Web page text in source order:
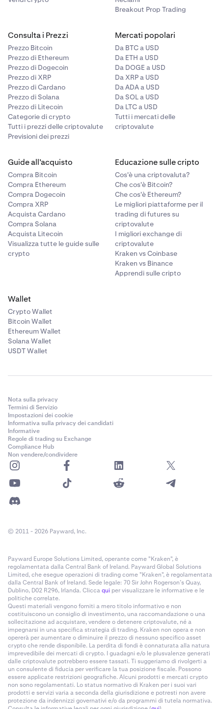
Breakout Prop Trading
Consulta i Prezzi
Prezzo Bitcoin
Prezzo di Ethereum
Prezzo di Dogecoin
Prezzo di XRP
Prezzo di Cardano
Prezzo di Solana
Prezzo di Litecoin
Categorie di crypto
Tutti i prezzi delle criptovalute
Previsioni dei prezzi
Mercati popolari
Da BTC a USD
Da ETH a USD
Da DOGE a USD
Da XRP a USD
Da ADA a USD
Da SOL a USD
Da LTC a USD
Tutti i mercati delle
criptovalute
Guide all’acquisto
Compra Bitcoin
Compra Ethereum
Compra Dogecoin
Compra XRP
Acquista Cardano
Compra Solana
Acquista Litecoin
Visualizza tutte le guide sulle
crypto
Educazione sulle cripto
Cos'è una criptovaluta?
Che cos'è Bitcoin?
Che cos'è Ethereum?
Le migliori piattaforme per il
trading di futures su
criptovalute
I migliori exchange di
criptovalute
Kraken vs Coinbase
Kraken vs Binance
Apprendi sulle cripto
Wallet
Crypto Wallet
Bitcoin Wallet
Ethereum Wallet
Solana Wallet
USDT Wallet
Nota sulla privacy
Termini di Servizio
Impostazioni dei cookie
Informativa sulla privacy dei candidati
Informative
Regole di trading su Exchange
Compliance Hub
Non vendere/condividere
© 2011 - 2026 Payward, Inc.
Payward Europe Solutions Limited, operante come "Kraken", è
regolamentata dalla Central Bank of Ireland. Payward Global Solutions
Limited, che esegue operazioni di trading come "Kraken", è regolamentata
dalla Central Bank of Ireland. Sede legale: 70 Sir John Rogerson’s Quay,
Dublino, D02 R296, Irlanda. Cliccaqui per visualizzare le informative e le
politiche correlate.
Questi materiali vengono forniti a mero titolo informativo e non
costituiscono un consiglio di investimento, una raccomandazione o una
sollecitazione ad acquistare, vendere o detenere criptovalute, né a
impegnarsi in una specifica strategia di trading. Kraken non opera e non
opererà per aumentare o diminuire il prezzo di nessuno specifico asset
crypto che rende disponibile. La perdita di fondi è connaturata alla natura
imprevedibile dei mercati di crypto. I guadagni e/o le plusvalenze generati
dalle criptovalute potrebbero essere tassati. Ti suggeriamo di rivolgerti a
un consulente di fiducia per verificare la tua posizione fiscale. Possono
essere applicate restrizioni geografiche. Alcuni prodotti e mercati crypto
non sono regolamentati. Lo status normativo di Kraken per i suoi vari
prodotti e servizi varia a seconda della giurisdizione e potresti non avere
protezione da indennizzi governativi e/o da programmi di tutela normativa.